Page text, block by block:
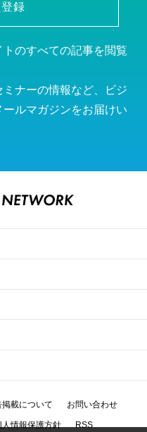
録
のすべての記事を閲覧
ナーの情報など、ビジ
ルマガジンをお届けい
掲載について お問い合わせ
人情報保護方針 RSS